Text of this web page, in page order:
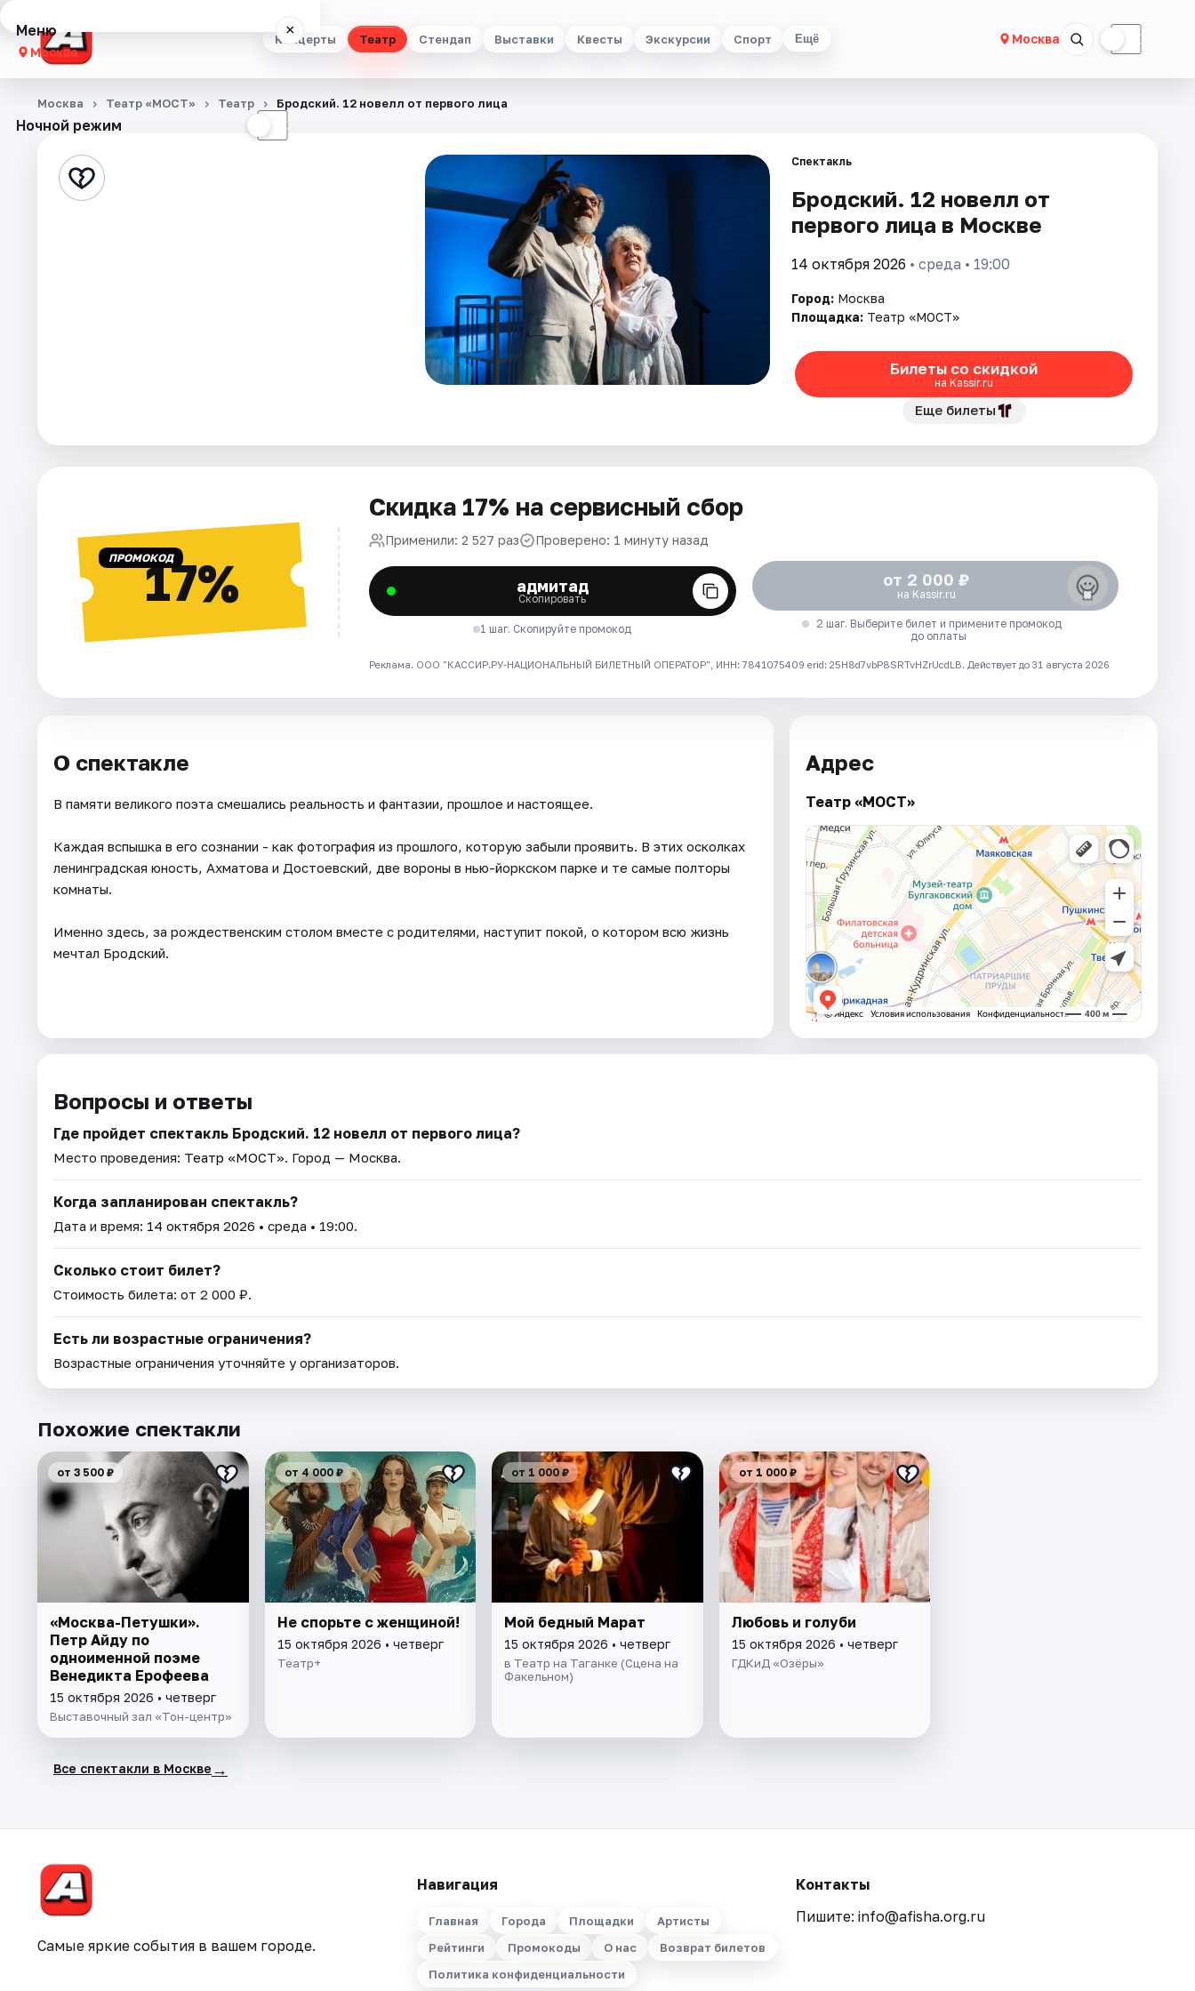
Концерты Театр Стендап Выставки Квесты Экскурсии Спорт Ещё Москва ☾
Меню ×
Москва
Концерты
Стендап
Города
Рейтинги
Ночной режим ☾
Москва Театр «МОСТ» Театр Бродский. 12 новелл от первого лица
Спектакль
Бродский. 12 новелл от
первого лица в Москве
14 октября 2026 • среда • 19:00
Город: Москва
Площадка: Театр «МОСТ»
Билеты со скидкой
на Kassir.ru
Еще билеты
ПРОМОКОД17%
Скидка 17% на сервисный сбор
Применили: 2 527 раз Проверено: 1 минуту назад
адмитад
Скопировать
1 шаг. Скопируйте промокод
от 2 000 ₽
на Kassir.ru
2 шаг. Выберите билет и примените промокод
до оплаты
Реклама. ООО "КАССИР.РУ-НАЦИОНАЛЬНЫЙ БИЛЕТНЫЙ ОПЕРАТОР", ИНН: 7841075409 erid: 25H8d7vbP8SRTvHZrUcdLB. Действует до 31 августа 2026
О спектакле
В памяти великого поэта смешались реальность и фантазии, прошлое и настоящее.
Каждая вспышка в его сознании - как фотография из прошлого, которую забыли проявить. В этих осколках
ленинградская юность, Ахматова и Достоевский, две вороны в нью-йоркском парке и те самые полторы
комнаты.
Именно здесь, за рождественским столом вместе с родителями, наступит покой, о котором всю жизнь
мечтал Бродский.
Адрес
Театр «МОСТ»
Вопросы и ответы
Где пройдет спектакль Бродский. 12 новелл от первого лица?
Место проведения: Театр «МОСТ». Город — Москва.
Когда запланирован спектакль?
Дата и время: 14 октября 2026 • среда • 19:00.
Сколько стоит билет?
Стоимость билета: от 2 000 ₽.
Есть ли возрастные ограничения?
Возрастные ограничения уточняйте у организаторов.
Похожие спектакли
от 3 500 ₽
«Москва-Петушки».
Петр Айду по
одноименной поэме
Венедикта Ерофеева
15 октября 2026 • четверг
Выставочный зал «Тон-центр»
от 4 000 ₽
Не спорьте с женщиной!
15 октября 2026 • четверг
Театр+
от 1 000 ₽
Мой бедный Марат
15 октября 2026 • четверг
в Театр на Таганке (Сцена на
Факельном)
от 1 000 ₽
Любовь и голуби
15 октября 2026 • четверг
ГДКиД «Озёры»
Все спектакли в Москве →
Самые яркие события в вашем городе.
Навигация
Главная Города Площадки
Артисты
Рейтинги
Промокоды О нас
Возврат билетов
Политика конфиденциальности
Контакты
Пишите: info@afisha.org.ru